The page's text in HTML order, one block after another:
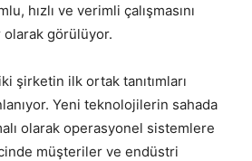
hızlı ve verimli çalışmasını
görülüyor.
şirketin ilk ortak tanıtımları
Yeni teknolojilerin sahada
olarak operasyonel sistemlere
müşteriler ve endüstri